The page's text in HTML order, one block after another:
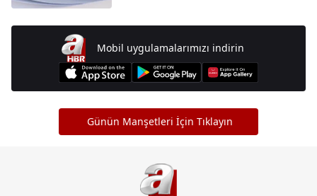
Mobil uygulamalarımızı indirin
Günün Manşetleri İçin Tıklayın